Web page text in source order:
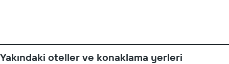
Yakındaki oteller ve konaklama yerleri